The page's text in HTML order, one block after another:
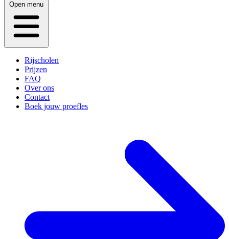
Open menu
Rijscholen
Prijzen
FAQ
Over ons
Contact
Boek jouw proefles